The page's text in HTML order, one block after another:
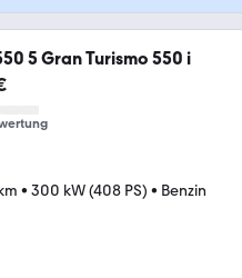
5 Gran Turismo 550 i
• 300 kW (408 PS) • Benzin